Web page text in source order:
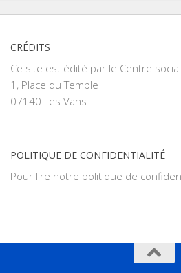
CRÉDITS
Ce site est édité par le Centre social
1, Place du Temple
07140 Les Vans
POLITIQUE DE CONFIDENTIALITÉ
Pour lire notre politique de